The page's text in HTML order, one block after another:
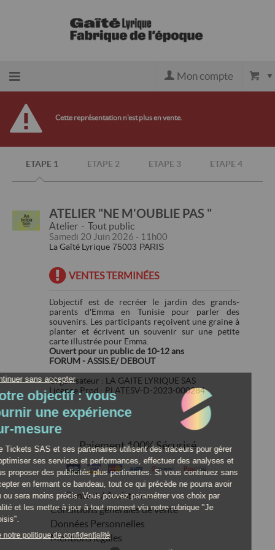
Retour
l'accueil
Mon compte
Cette représentation n'est plus en vente.
ETAPE 1 ETAPE 2 ETAPE 3 ETAPE 4
ATELIER "NE M'OUBLIE PAS "
Atelier Tout public
Samedi 20 Juin 2026 - 11h00
La Gaîté Lyrique 75003 PARIS
VENTES TERMINÉES
L'objectif est de recréer le jardin des grands-
parents d'Emma en Tunisie pour parler des
souvenirs. Les participants reçoivent une graine à
planter et écrivent un souvenir sur une petite
carte illustrée pour Emma.
Ouvert pour un public de 10-12 ans
FORUM - ASSIS.E/ DEBOUT
Organisateur : LA GAITE LYRIQUE SAS
Licence Prod : PLATESV-D-2023-000284
Paiement 100% Sécurisé
Contact / Assistance
Conditions générales de vente
Données Personnelles
Mentions légales